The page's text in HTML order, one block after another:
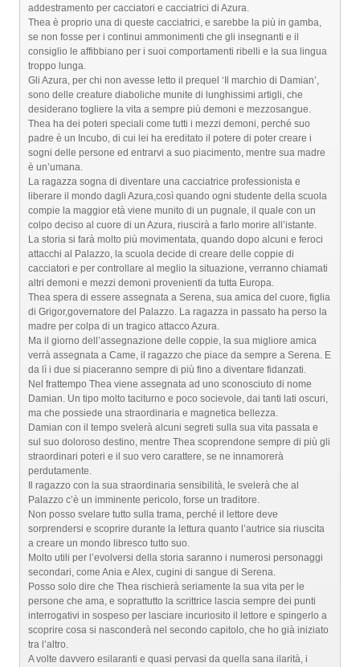
addestramento per cacciatori e cacciatrici di Azura.
Thea è proprio una di queste cacciatrici, e sarebbe la più in gamba,
se non fosse per i continui ammonimenti che gli insegnanti e il
consiglio le affibbiano per i suoi comportamenti ribelli e la sua lingua
troppo lunga.
Gli Azura, per chi non avesse letto il prequel ‘Il marchio di Damian’,
sono delle creature diaboliche munite di lunghissimi artigli, che
desiderano togliere la vita a sempre più demoni e mezzosangue.
Thea ha dei poteri speciali come tutti i mezzi demoni, perché suo
padre è un Incubo, di cui lei ha ereditato il potere di poter creare i
sogni delle persone ed entrarvi a suo piacimento, mentre sua madre
è un’umana.
La ragazza sogna di diventare una cacciatrice professionista e
liberare il mondo dagli Azura,così quando ogni studente della scuola
compie la maggior età viene munito di un pugnale, il quale con un
colpo deciso al cuore di un Azura, riuscirà a farlo morire all’istante.
La storia si farà molto più movimentata, quando dopo alcuni e feroci
attacchi al Palazzo, la scuola decide di creare delle coppie di
cacciatori e per controllare al meglio la situazione, verranno chiamati
altri demoni e mezzi demoni provenienti da tutta Europa.
Thea spera di essere assegnata a Serena, sua amica del cuore, figlia
di Grigor,governatore del Palazzo. La ragazza in passato ha perso la
madre per colpa di un tragico attacco Azura.
Ma il giorno dell’assegnazione delle coppie, la sua migliore amica
verrà assegnata a Came, il ragazzo che piace da sempre a Serena. E
da lì i due si piaceranno sempre di più fino a diventare fidanzati.
Nel frattempo Thea viene assegnata ad uno sconosciuto di nome
Damian. Un tipo molto taciturno e poco socievole, dai tanti lati oscuri,
ma che possiede una straordinaria e magnetica bellezza.
Damian con il tempo svelerà alcuni segreti sulla sua vita passata e
sul suo doloroso destino, mentre Thea scoprendone sempre di più gli
straordinari poteri e il suo vero carattere, se ne innamorerà
perdutamente.
Il ragazzo con la sua straordinaria sensibilità, le svelerà che al
Palazzo c’è un imminente pericolo, forse un traditore.
Non posso svelare tutto sulla trama, perché il lettore deve
sorprendersi e scoprire durante la lettura quanto l’autrice sia riuscita
a creare un mondo libresco tutto suo.
Molto utili per l’evolversi della storia saranno i numerosi personaggi
secondari, come Ania e Alex, cugini di sangue di Serena.
Posso solo dire che Thea rischierà seriamente la sua vita per le
persone che ama, e soprattutto la scrittrice lascia sempre dei punti
interrogativi in sospeso per lasciare incuriosito il lettore e spingerlo a
scoprire cosa si nasconderà nel secondo capitolo, che ho già iniziato
tra l’altro.
A volte davvero esilaranti e quasi pervasi da quella sana ilarità, i